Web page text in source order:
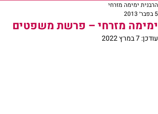
ימימה מזרחי – פרשת משפטים
הרבנית ימימה מזרחי
5 בפבר׳ 2013
עודכן:7 במרץ 2022